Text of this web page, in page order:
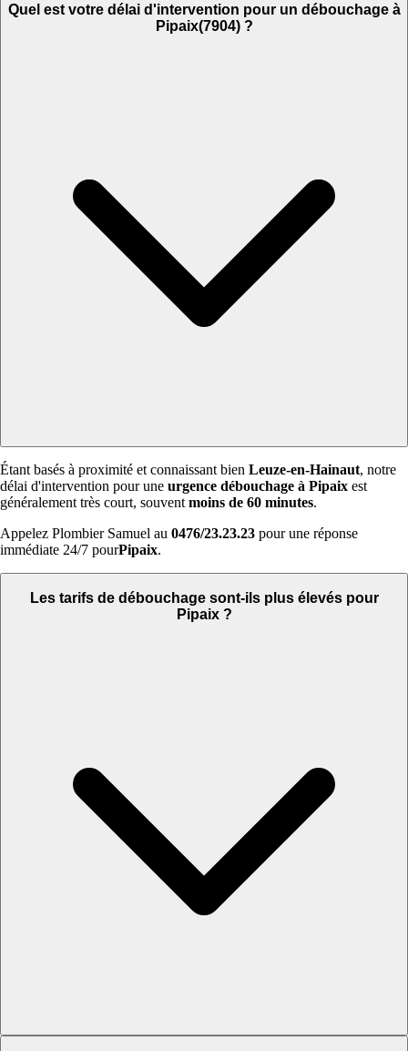
Quel est votre délai d'intervention pour un débouchage à
Pipaix(7904) ?
Étant basés à proximité et connaissant bien Leuze-en-Hainaut, notre
délai d'intervention pour une urgence débouchage à Pipaix est
généralement très court, souvent moins de 60 minutes.
Appelez Plombier Samuel au 0476/23.23.23 pour une réponse
immédiate 24/7 pourPipaix.
Les tarifs de débouchage sont-ils plus élevés pour
Pipaix ?